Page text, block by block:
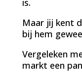
is.
Maar jij kent
bij hem
Vergeleken
markt een